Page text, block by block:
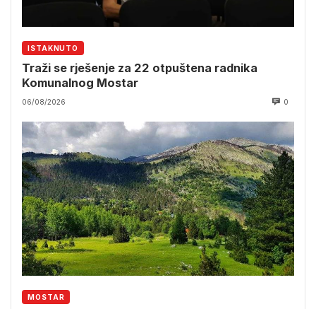
ISTAKNUTO
Traži se rješenje za 22 otpuštena radnika
Komunalnog Mostar
06/08/2026 0
MOSTAR